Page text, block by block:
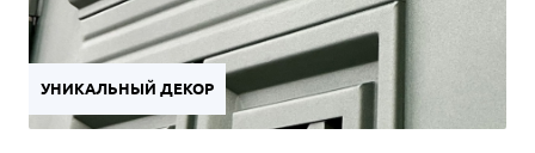
УНИКАЛЬНЫЙ ДЕКОР